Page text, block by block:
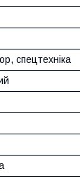
спецтехніка